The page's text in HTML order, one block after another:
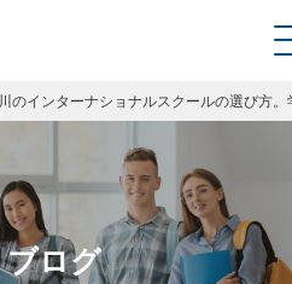
のインターナショナルスクールの選び方
ブログ